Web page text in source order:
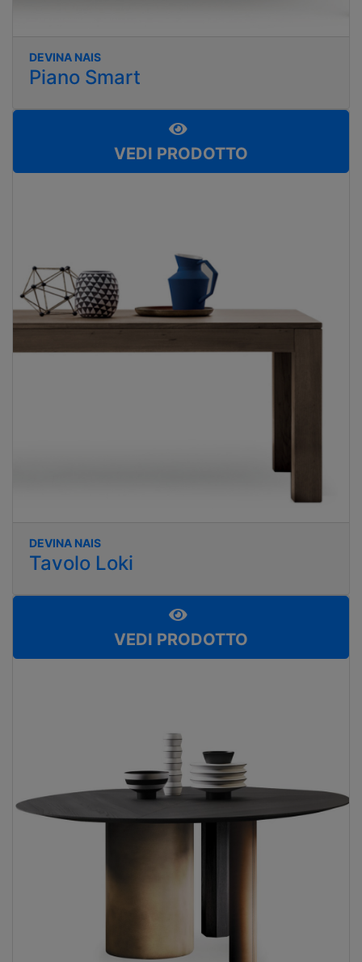
DEVINA NAIS
Piano Smart
VEDI PRODOTTO
DEVINA NAIS
Tavolo Loki
VEDI PRODOTTO